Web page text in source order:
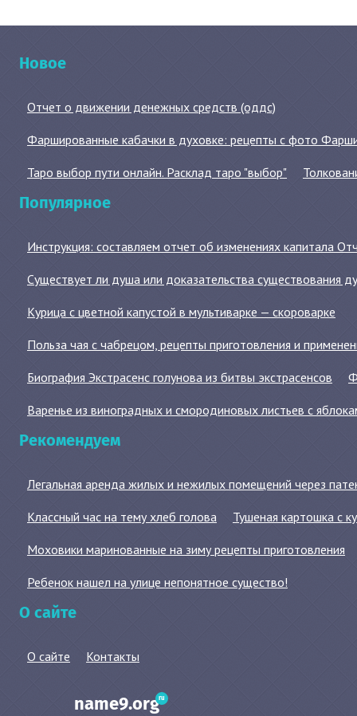
Новое
Отчет о движении денежных средств (оддс)
Фаршированные кабачки в духовке: рецепты с фото
Таро выбор пути онлайн. Расклад таро "выбор"
Популярное
Инструкция: составляем отчет об изменениях капитала
Существует ли душа или доказательства существования
Курица с цветной капустой в мультиварке — скороварке
Польза чая с чабрецом, рецепты приготовления и
Биография Экстрасенс голунова из битвы экстрасенсов
Варенье из виноградных и смородиновых листьев с
Рекомендуем
Легальная аренда жилых и нежилых помещений через
Классный час на тему хлеб голова Тушеная картошка с
Моховики маринованные на зиму рецепты приготовления
Ребенок нашел на улице непонятное существо!
О сайте
О сайте Контакты
name9.orgru